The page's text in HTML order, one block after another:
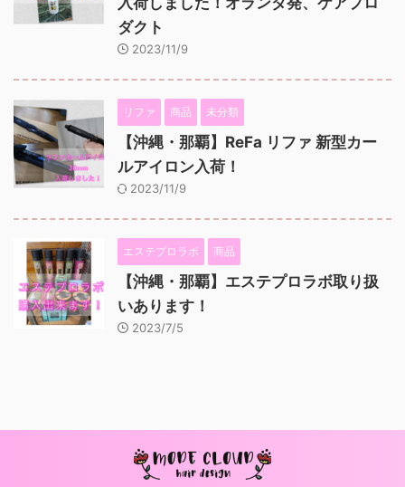
ダクト
2023/11/9
リファ 商品 未分類
【沖縄・那覇】ReFa リファ 新型カー
ルアイロン入荷！
2023/11/9
エステプロラボ 商品
【沖縄・那覇】エステプロラボ取り扱
いあります！
2023/7/5